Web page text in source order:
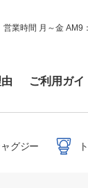
営業時間 月～金 AM9
ご利用ガイ
グジー